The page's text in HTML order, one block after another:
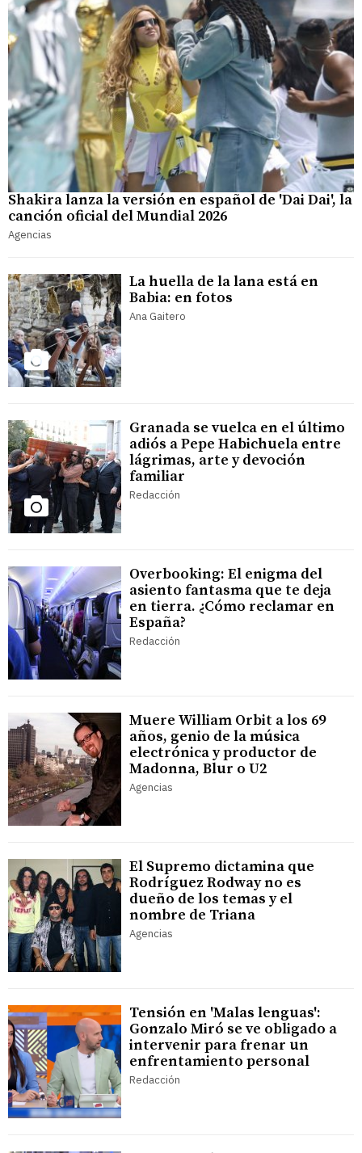
Shakira lanza la versión en español de 'Dai Dai', la
canción oficial del Mundial 2026
Agencias
La huella de la lana está en
Babia: en fotos
Ana Gaitero
Granada se vuelca en el último
adiós a Pepe Habichuela entre
lágrimas, arte y devoción
familiar
Redacción
Overbooking: El enigma del
asiento fantasma que te deja
en tierra. ¿Cómo reclamar en
España?
Redacción
Muere William Orbit a los 69
años, genio de la música
electrónica y productor de
Madonna, Blur o U2
Agencias
El Supremo dictamina que
Rodríguez Rodway no es
dueño de los temas y el
nombre de Triana
Agencias
Tensión en 'Malas lenguas':
Gonzalo Miró se ve obligado a
intervenir para frenar un
enfrentamiento personal
Redacción